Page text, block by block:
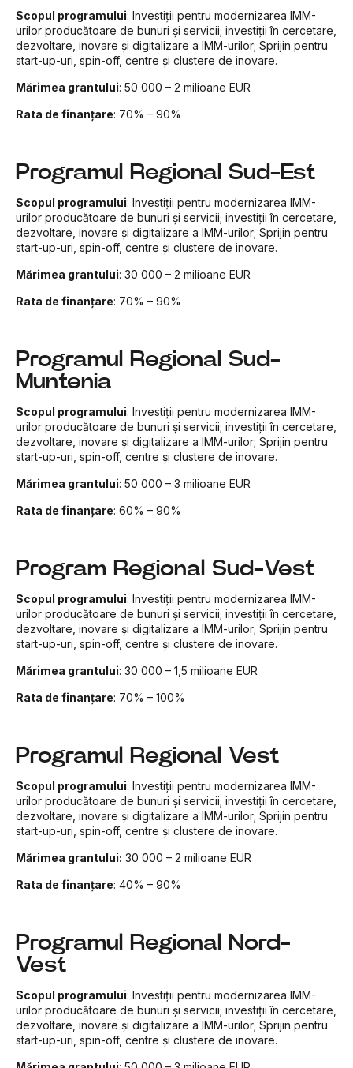
Scopul programului: Investiții pentru modernizarea IMM-
urilor producătoare de bunuri și servicii; investiții în cercetare,
dezvoltare, inovare și digitalizare a IMM-urilor; Sprijin pentru
start-up-uri, spin-off, centre și clustere de inovare.
Mărimea grantului: 50 000 – 2 milioane EUR
Rata de finanțare: 70% – 90%
Programul Regional Sud-Est
Scopul programului: Investiții pentru modernizarea IMM-
urilor producătoare de bunuri și servicii; investiții în cercetare,
dezvoltare, inovare și digitalizare a IMM-urilor; Sprijin pentru
start-up-uri, spin-off, centre și clustere de inovare.
Mărimea grantului: 30 000 – 2 milioane EUR
Rata de finanțare: 70% – 90%
Programul Regional Sud-
Muntenia
Scopul programului: Investiții pentru modernizarea IMM-
urilor producătoare de bunuri și servicii; investiții în cercetare,
dezvoltare, inovare și digitalizare a IMM-urilor; Sprijin pentru
start-up-uri, spin-off, centre și clustere de inovare.
Mărimea grantului: 50 000 – 3 milioane EUR
Rata de finanțare: 60% – 90%
Program Regional Sud-Vest
Scopul programului: Investiții pentru modernizarea IMM-
urilor producătoare de bunuri și servicii; investiții în cercetare,
dezvoltare, inovare și digitalizare a IMM-urilor; Sprijin pentru
start-up-uri, spin-off, centre și clustere de inovare.
Mărimea grantului: 30 000 – 1,5 milioane EUR
Rata de finanțare: 70% – 100%
Programul Regional Vest
Scopul programului: Investiții pentru modernizarea IMM-
urilor producătoare de bunuri și servicii; investiții în cercetare,
dezvoltare, inovare și digitalizare a IMM-urilor; Sprijin pentru
start-up-uri, spin-off, centre și clustere de inovare.
Mărimea grantului: 30 000 – 2 milioane EUR
Rata de finanțare: 40% – 90%
Programul Regional Nord-
Vest
Scopul programului: Investiții pentru modernizarea IMM-
urilor producătoare de bunuri și servicii; investiții în cercetare,
dezvoltare, inovare și digitalizare a IMM-urilor; Sprijin pentru
start-up-uri, spin-off, centre și clustere de inovare.